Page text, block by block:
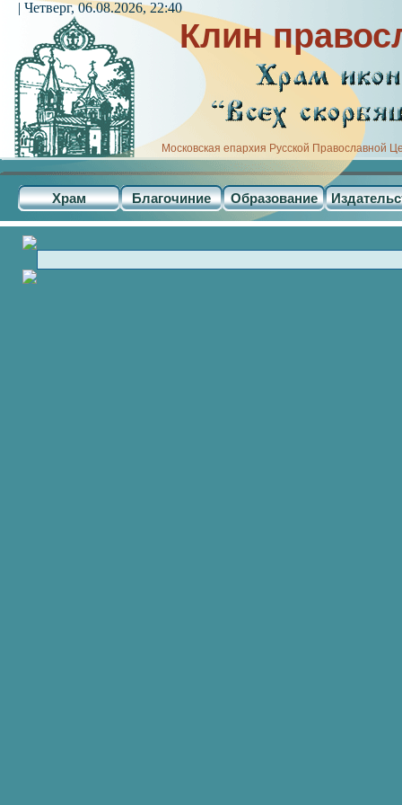
Клин
Московская епархия Русской Православной
Храм Благочиние Образование
| Четверг, 06.08.2026, 22:40